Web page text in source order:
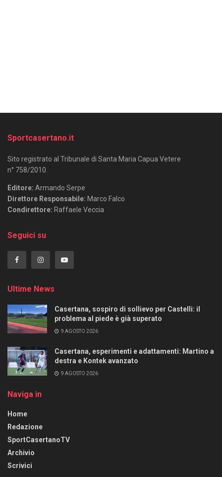
Sportcasertano.it
Sito registrato al Tribunale di Santa Maria Capua Vetere
n° 758/2010.
Editore: Armando Serpe
Direttore Responsabile: Marco Falco
Condirettore: Raffaele Veccia
Seguici su
Ultime News
Casertana, sospiro di sollievo per Castelli: il
problema al piede è già superato
9 AGOSTO 2026
Casertana, esperimenti e adattamenti: Martino a
destra e Kontek avanzato
9 AGOSTO 2026
Naviga in
Home
Redazione
SportCasertanoTV
Archivio
Scrivici